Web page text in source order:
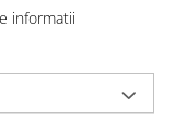
informatii